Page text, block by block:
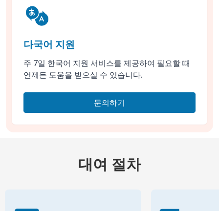
다국어 지원
주 7일 한국어 지원 서비스를 제공하여 필요할 때
언제든 도움을 받으실 수 있습니다.
문의하기
대여 절차